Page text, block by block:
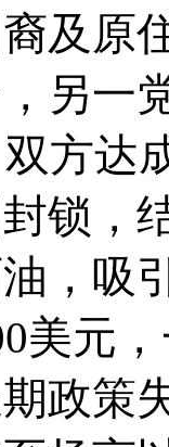
及原
另一
方达
锁，
，吸
美元
政策